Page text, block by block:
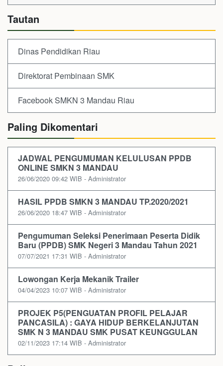
Tautan
Dinas Pendidikan Riau
Direktorat Pembinaan SMK
Facebook SMKN 3 Mandau Riau
Paling Dikomentari
JADWAL PENGUMUMAN KELULUSAN PPDB
ONLINE SMKN 3 MANDAU
26/06/2020 09:42 WIB - Administrator
HASIL PPDB SMKN 3 MANDAU TP.2020/2021
26/06/2020 18:47 WIB - Administrator
Pengumuman Seleksi Penerimaan Peserta Didik
Baru (PPDB) SMK Negeri 3 Mandau Tahun 2021
07/07/2021 17:31 WIB - Administrator
Lowongan Kerja Mekanik Trailer
04/04/2023 10:07 WIB - Administrator
PROJEK P5(PENGUATAN PROFIL PELAJAR
PANCASILA) : GAYA HIDUP BERKELANJUTAN
SMK N 3 MANDAU SMK PUSAT KEUNGGULAN
02/11/2023 17:14 WIB - Administrator